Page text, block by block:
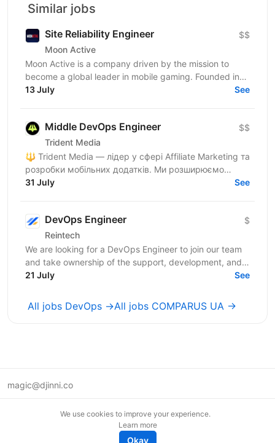
Similar jobs
Site Reliability Engineer
Moon Active
$$
Moon Active is a company driven by the mission to
become a global leader in mobile gaming. Founded in
2011, our passion for creativity, cutting-edge...
13 July See
Middle DevOps Engineer
Trident Media
$$
🔱 Trident Media — лідер у сфері Affiliate Marketing та
розробки мобільних додатків. Ми розширюємо
технічну команду та шукаємо Middle DevOps
31 July See
DevOps Engineer
Reintech
$
We are looking for a DevOps Engineer to join our team
and take ownership of the support, development, and
stability of our cloud and hybrid infrastructure. ...
21 July See
All jobs DevOps →All jobs COMPARUS UA →
magic@djinni.co
We use cookies to improve your experience.
Learn more
Okay